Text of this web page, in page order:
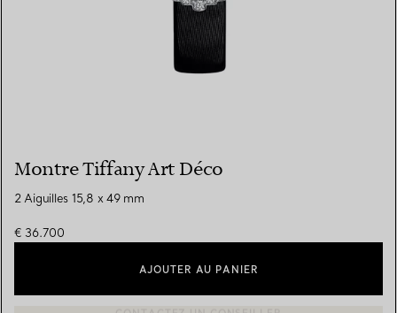
Montre Tiffany Art Déco
2 Aiguilles 15,8 x 49 mm
€ 36.700
AJOUTER AU PANIER